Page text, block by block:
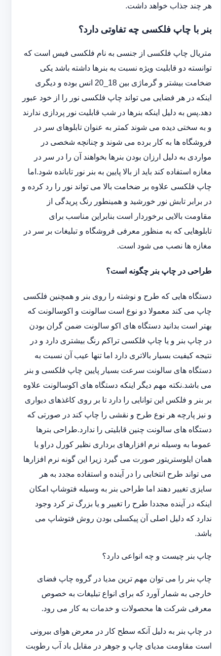
هر چند جذاب خواهد داشت.
بنر با چاپ فلکسی چه تفاوتی دارد؟
متریال چاپ فلکسی از جنسی به نام فلکسی فیس است که
توانسته دو قابلیت ویژه نسبت به بنرها داشته باشد یکی
ضخامت بیشتر و گرماژی بین 18_20 انس بوده و دیگری
اینکه در هر فضایی می تواند چاپ فلکسی نور را از خود عبور
دهد.پس به دلیل اینکه بنرها در شب قابلیت نور پردازی ندارند
و به سختی دیده می شوند کمتر به عنوان تابلوهای سر در
فروشگاه ها به کار برده می شوند و چنانچه شخصی در
مواردی به دلیل ارزان بودن بنرها بخواهند آن را در سر در
مغازه استفاده کند باید از بالا پایین به بنر نور تابانده شود.اما
چاپ فلکسی علاوه بر ضخامت بالا می تواند نور را رد کرده و
در برابر تابش نور خورشید و همینطور رنگ پریدگی از
مقاومت بالایی برخوردار است بنابراین مناسب برای
تابلوهایی که به منظور معرفی فروشگاه و تبلیغات بر سر در
مغازه ها نصب می شود است.
طراحی در چاپ بنر چگونه است؟
دستگاه هایی که طرح و نوشته را روی بنر و همچنین فلکسی
چاپ می کند معمولا دو نوع است سالونت و اکوسالونت که
بهتر است بدانید دستگاه های اکو سالونت ضمن گران بودن
در چاپ بنر و یا چاپ فلکسی تراکم رنگ بیشتری دارد و در
نتیجه کیفیت بسیار بالاتری دارد اما تنها عیب آن نسبت به
دستگاه های سالونت سرعت بسیار پایین چاپ فلکسی و بنر
می باشد.نکته مهم دیگر اینکه دستگاه های اکوسالونت علاوه
بر بنر و فلکس این توانایی را دارد تا بر روی کاغذهای دیواری
و نیز پارچه هر نوع طرح و نقشی را چاپ کند در صورتی که
دستگاه های سالونت چنین قابلیتی را ندارد.طراحی بنرها
عموما به وسیله نرم افزارهای برداری نظیر کورل دراو یا
همان ایلوستریتور صورت می گیرد زیرا این گونه نرم افزارها
می تواند طرح انتخابی را در آینده و استفاده مجدد به هر
سایزی تغییر دهند اما طراحی بنر به وسیله فتوشاپ امکان
اینکه در آینده مجددا طرح را تغییر و یا بزرگ تر کرد وجود
ندارد که دلیل اصلی آن پیکسلی بودن روش فتوشاپ می
باشد.
چاپ بنر چیست و چه انواعی دارد؟
چاپ بنر را می توان مهم ترین مدیا در گروه چاپ فضای
خارجی به شمار آورد که برای انواع تبلیغات به خصوص
معرفی شرکت ها محصولات و خدمات به کار می رود.
در چاپ بنر به دلیل آنکه سطح کار در معرض هوای بیرونی
است مقاومت مدیای چاپ و جوهر در مقابل باد آب رطوبت